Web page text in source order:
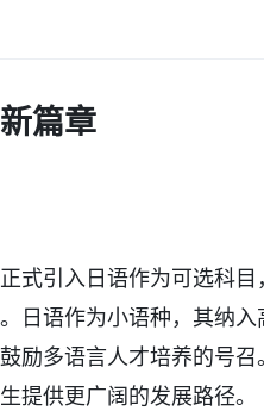
篇章
式引入日语作为可选科目
日语作为小语种，其纳入
励多语言人才培养的号召
提供更广阔的发展路径。